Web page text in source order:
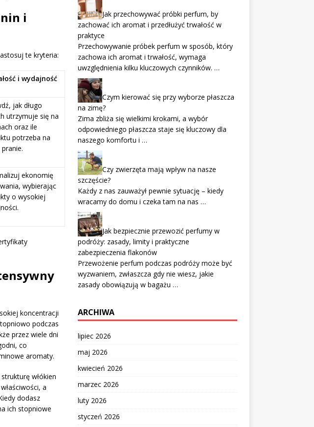
i
te kryteria:
i wydajność
jak długo
utrzymuje się na
oraz ile
potrzeba na
ekonomię
wybierając
o wysokiej
koncentracji
podczas
przez wiele dni
co
aromaty.
włókien
a
dodasz
ich stopniowe
Jak przechowywać próbki perfum, by
zachować ich aromat i przedłużyć trwałość w
praktyce
Przechowywanie próbek perfum w sposób, który
zachowa ich aromat i trwałość, wymaga
uwzględnienia kilku kluczowych czynników. …
Czym kierować się przy wyborze płaszcza
na zimę?
Zima zbliża się wielkimi krokami, a wybór
odpowiedniego płaszcza staje się kluczowy dla
naszego komfortu i …
Czy zwierzęta mają wpływ na nasze
szczęście?
Każdy z nas zauważył pewnie sytuację – kiedy
wracamy do domu i czeka tam na nas …
Jak bezpiecznie przewozić perfumy w
podróży: zasady, limity i praktyczne
zabezpieczenia flakonów
Przewożenie perfum podczas podróży może być
wyzwaniem, zwłaszcza gdy nie wiesz, jakie
zasady obowiązują w bagażu …
ARCHIWA
lipiec 2026
maj 2026
kwiecień 2026
marzec 2026
luty 2026
styczeń 2026